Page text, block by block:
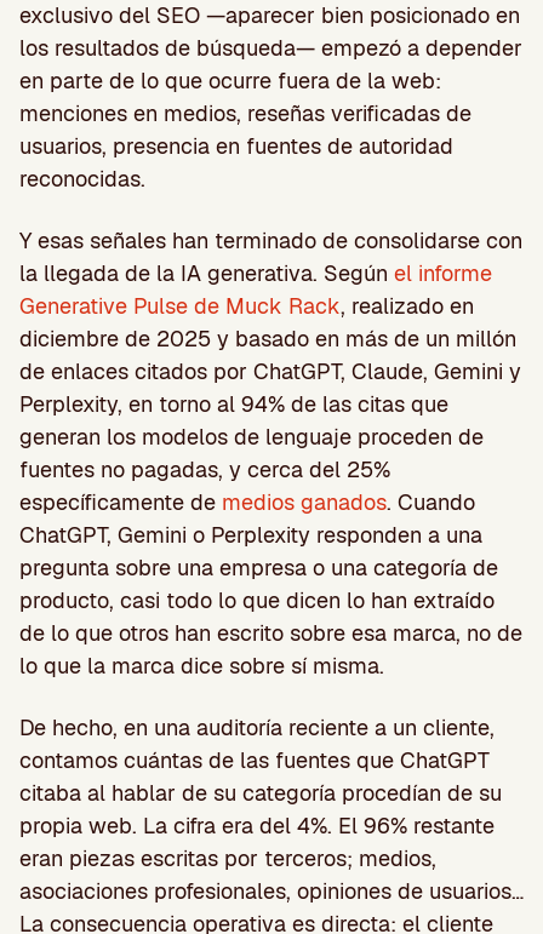
exclusivo del SEO —aparecer bien posicionado en
los resultados de búsqueda— empezó a depender
en parte de lo que ocurre fuera de la web:
menciones en medios, reseñas verificadas de
usuarios, presencia en fuentes de autoridad
reconocidas.
Y esas señales han terminado de consolidarse con
la llegada de la IA generativa. Según el informe
Generative Pulse de Muck Rack, realizado en
diciembre de 2025 y basado en más de un millón
de enlaces citados por ChatGPT, Claude, Gemini y
Perplexity, en torno al 94% de las citas que
generan los modelos de lenguaje proceden de
fuentes no pagadas, y cerca del 25%
específicamente de medios ganados. Cuando
ChatGPT, Gemini o Perplexity responden a una
pregunta sobre una empresa o una categoría de
producto, casi todo lo que dicen lo han extraído
de lo que otros han escrito sobre esa marca, no de
lo que la marca dice sobre sí misma.
De hecho, en una auditoría reciente a un cliente,
contamos cuántas de las fuentes que ChatGPT
citaba al hablar de su categoría procedían de su
propia web. La cifra era del 4%. El 96% restante
eran piezas escritas por terceros; medios,
asociaciones profesionales, opiniones de usuarios…
La consecuencia operativa es directa: el cliente